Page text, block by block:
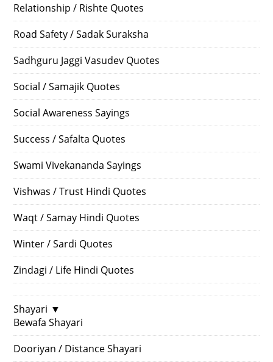
Relationship / Rishte Quotes
Road Safety / Sadak Suraksha
Sadhguru Jaggi Vasudev Quotes
Social / Samajik Quotes
Social Awareness Sayings
Success / Safalta Quotes
Swami Vivekananda Sayings
Vishwas / Trust Hindi Quotes
Waqt / Samay Hindi Quotes
Winter / Sardi Quotes
Zindagi / Life Hindi Quotes
Shayari ▼
Bewafa Shayari
Dooriyan / Distance Shayari